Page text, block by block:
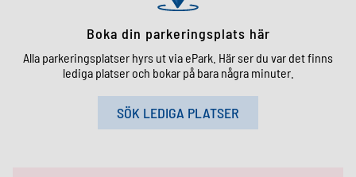
Boka din parkeringsplats här
Alla parkeringsplatser hyrs ut via ePark. Här ser du var det finns
lediga platser och bokar på bara några minuter.
SÖK LEDIGA PLATSER